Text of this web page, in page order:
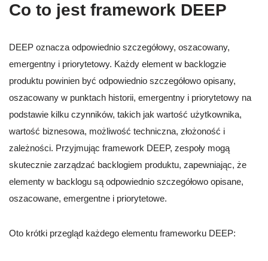
Co to jest framework DEEP
DEEP oznacza odpowiednio szczegółowy, oszacowany,
emergentny i priorytetowy. Każdy element w backlogzie
produktu powinien być odpowiednio szczegółowo opisany,
oszacowany w punktach historii, emergentny i priorytetowy na
podstawie kilku czynników, takich jak wartość użytkownika,
wartość biznesowa, możliwość techniczna, złożoność i
zależności. Przyjmując framework DEEP, zespoły mogą
skutecznie zarządzać backlogiem produktu, zapewniając, że
elementy w backlogu są odpowiednio szczegółowo opisane,
oszacowane, emergentne i priorytetowe.
Oto krótki przegląd każdego elementu frameworku DEEP: